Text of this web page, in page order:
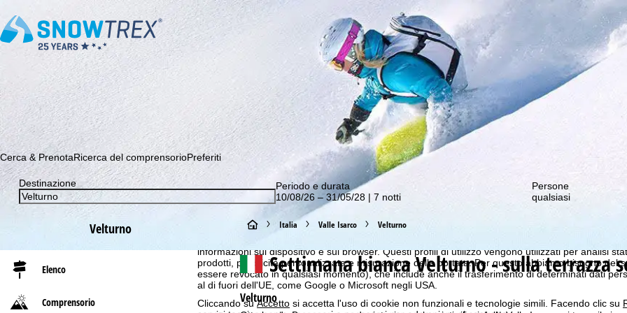
Per garantire un'offerta web ottimale, utilizziamo i cookie per raccogliere informazioni sull'utilizzo
informazioni sul dispositivo e sul browser. Questi profili di utilizzo vengono utilizzati per analisi
prodotti, pubblicità personalizzata e misurazione della portata. Per questo abbiamo bisogno del
essere revocato in qualsiasi momento), che include anche il trasferimento di determinati dati
al di fuori dell'UE, come Google o Microsoft negli USA.
Cliccando suAccetto si accetta l'uso di cookie non funzionali e tecnologie simili. Facendo clic su
Abbonati alla nostra Newsletter e sii tra i primi a scoprire le nostre offerte migliori!
Cerca & PrenotaRicerca del comprensorioPreferiti
Destinazione
Periodo e durata
10/08/26 – 31/05/28 | 7 notti
Persone
qualsiasi
Velturno
Elenco
Comprensorio
H
o
m
e
Italia Valle Isarco Velturno
Settimana biancaVelturno - sulla terrazza
Velturno